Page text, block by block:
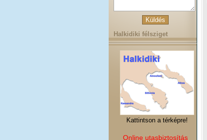
Halkidiki félsziget
Kattintson a térképre!
Online utasbiztosítás